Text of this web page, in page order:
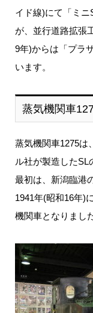
イド線)にて「ミ
が、並行道路拡張
9年)からは「プラ
います。
蒸気機関車
蒸気機関車1275は
ル社が製造したSL
最初は、新潟臨港
1941年(昭和16年)
機関車となりまし